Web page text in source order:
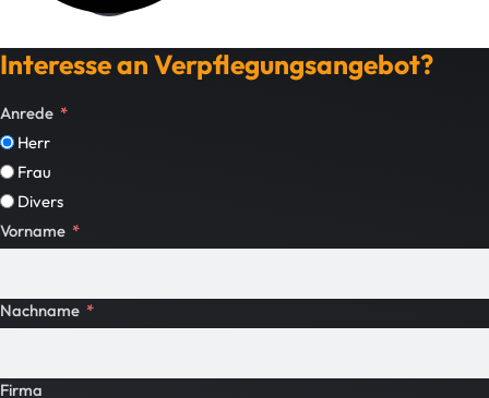
Interesse an Verpflegungsangebot?
Anrede
Herr
Frau
Divers
Vorname
Nachname
Firma